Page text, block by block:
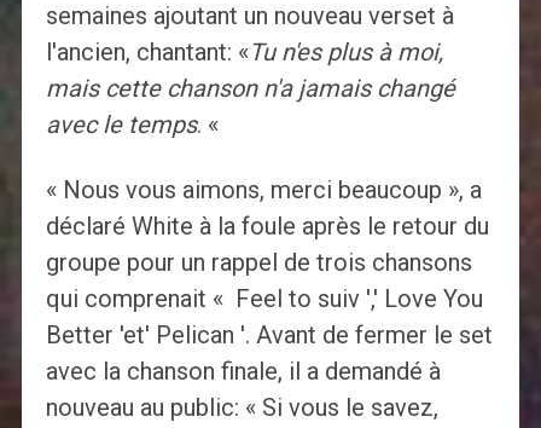
semaines ajoutant un nouveau verset à
l'ancien, chantant: «Tu n'es plus à moi,
mais cette chanson n'a jamais changé
avec le temps. «
« Nous vous aimons, merci beaucoup », a
déclaré White à la foule après le retour du
groupe pour un rappel de trois chansons
qui comprenait « Feel to suiv ',' Love You
Better 'et' Pelican '. Avant de fermer le set
avec la chanson finale, il a demandé à
nouveau au public: « Si vous le savez,